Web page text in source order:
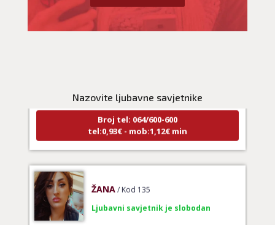
Nazovite ljubavne savjetnike
Broj tel: 064/600-600
tel:0,93€ - mob:1,12€ min
TEHNIKE:ljubavni tarot, energetska analiza odnosa